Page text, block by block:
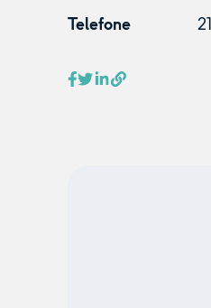
Telefone